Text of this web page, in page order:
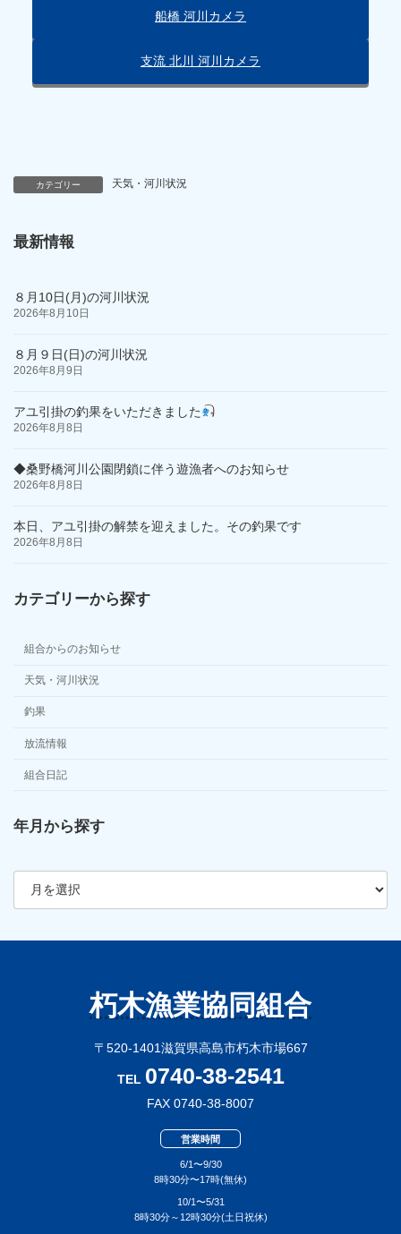
船橋 河川カメラ
支流 北川 河川カメラ
カテゴリー 天気・河川状況
最新情報
８月10日(月)の河川状況
2026年8月10日
８月９日(日)の河川状況
2026年8月9日
アユ引掛の釣果をいただきました
2026年8月8日
◆桑野橋河川公園閉鎖に伴う遊漁者へのお知らせ
2026年8月8日
本日、アユ引掛の解禁を迎えました。その釣果です
2026年8月8日
カテゴリーから探す
組合からのお知らせ
天気・河川状況
釣果
放流情報
組合日記
年月から探す
ア
朽木漁業協同組合
〒520-1401滋賀県高島市朽木市場667
TEL 0740-38-2541
FAX 0740-38-8007
営業時間
6/1〜9/30
8時30分〜17時(無休)
10/1〜5/31
8時30分～12時30分(土日祝休)